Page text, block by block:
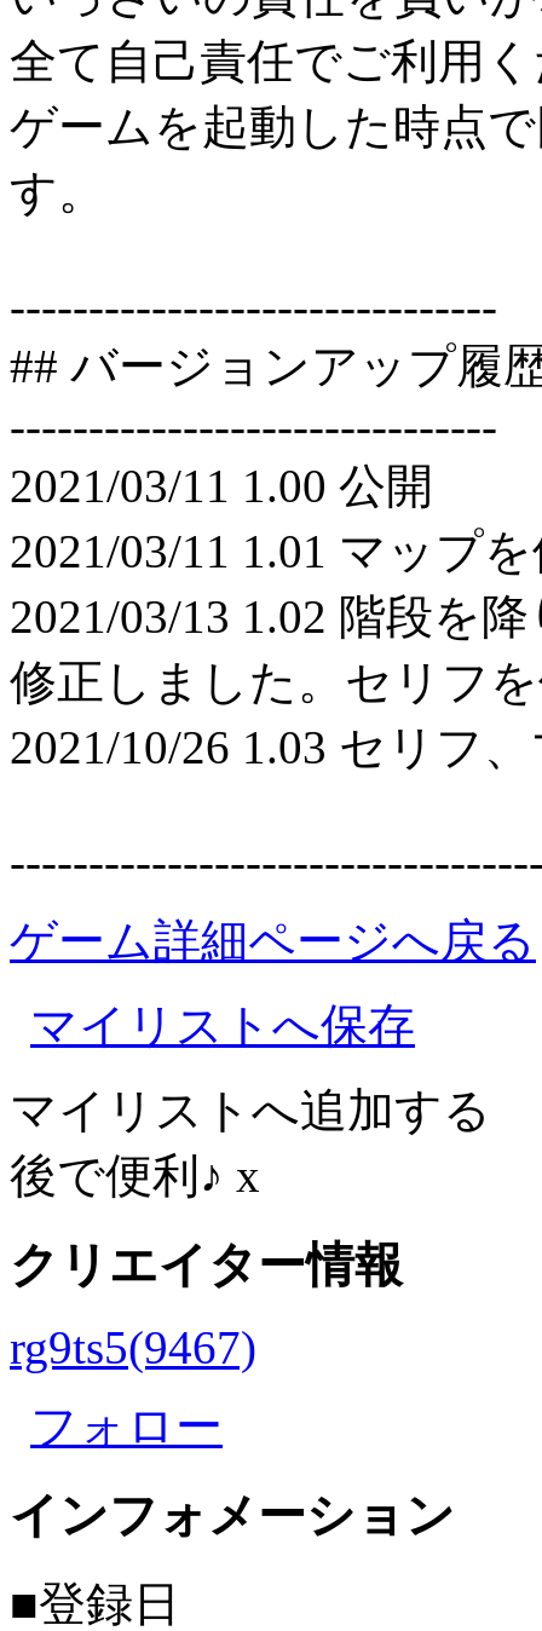
全て自己責任でご利用
ゲームを起動した時点
す。
-------------------------------
## バージョンアップ履
-------------------------------
2021/03/11 1.00 公開
2021/03/11 1.01 マップ
2021/03/13 1.02 階段を
修正しました。セリフ
2021/10/26 1.03 セリフ
ゲーム詳細ページへ戻る
マイリストへ保存
マイリストへ追加する
後で便利♪ x
クリエイター情報
rg9ts5(9467)
フォロー
インフォメーション
■登録日